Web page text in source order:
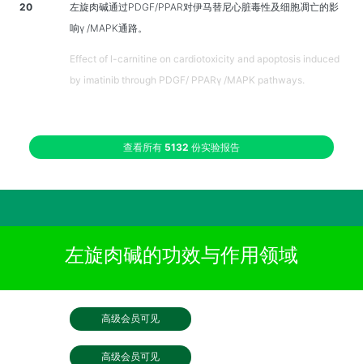
20
左旋肉碱通过PDGF/PPAR对伊马替尼心脏毒性及细胞凋亡的影
响γ /MAPK通路。
Effect of l-carnitine on cardiotoxicity and apoptosis induced
by imatinib through PDGF/ PPARγ /MAPK pathways.
查看所有 5132 份实验报告
左旋肉碱的功效与作用领域
高级会员可见
高级会员可见